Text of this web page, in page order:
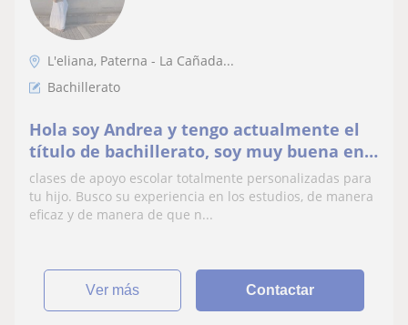
L'eliana, Paterna - La Cañada...
Bachillerato
Hola soy Andrea y tengo actualmente el
título de bachillerato, soy muy buena en
los estudios y ya he dado clases
anteriormente.
clases de apoyo escolar totalmente personalizadas para
tu hijo. Busco su experiencia en los estudios, de manera
eficaz y de manera de que n...
ver más Contactar